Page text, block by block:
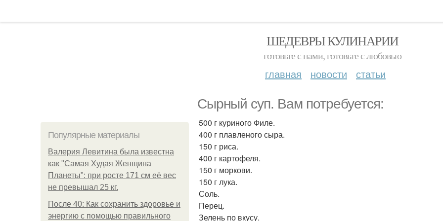
ШЕДЕВРЫ КУЛИНАРИИ
готовьте с нами, готовьте с любовью
главная новости статьи
Сырный суп. Вам потребуется:
Популярные материалы
Валерия Левитина была известна
как "Самая Худая Женщина
Планеты": при росте 171 см её вес
не превышал 25 кг.
После 40: Как сохранить здоровье и
энергию с помощью правильного
500 г куриного Филе.
400 г плавленого сыра.
150 г риса.
400 г картофеля.
150 г моркови.
150 г лука.
Соль.
Перец.
Зелень по вкусу.